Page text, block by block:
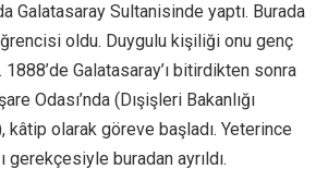
Galatasaray Sultanisinde yaptı. Burada
oldu. Duygulu kişiliği onu genç
Galatasaray’ı bitirdikten sonra
Odası’nda (Dışişleri Bakanlığı
kâtip olarak göreve başladı. Yeterince
gerekçesiyle buradan ayrıldı.